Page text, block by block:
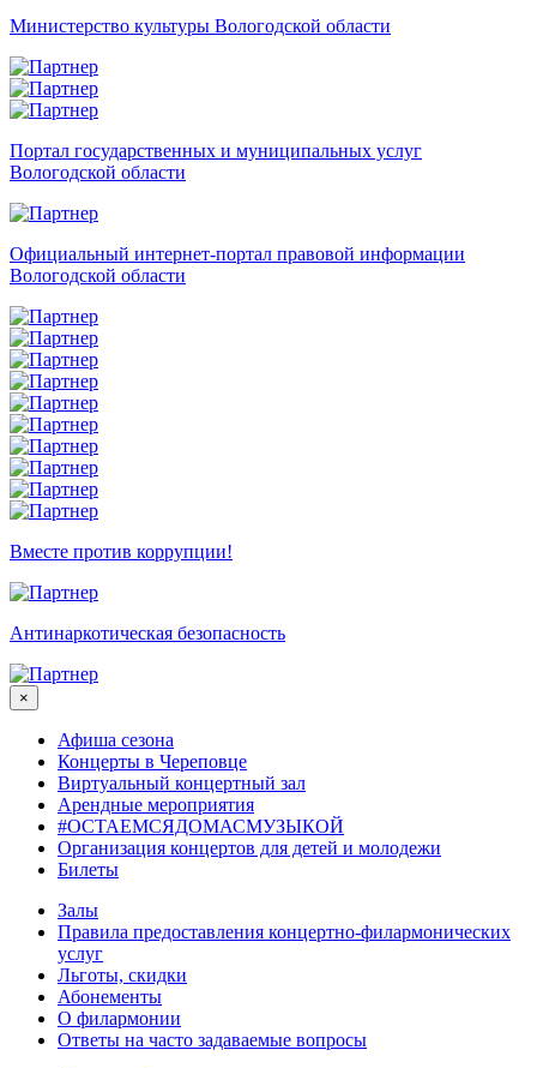
Министерство культуры Вологодской области
Портал государственных и муниципальных услуг
Вологодской области
Официальный интернет-портал правовой информации
Вологодской области
Вместе против коррупции!
Антинаркотическая безопасность
×
Афиша сезона
Концерты в Череповце
Виртуальный концертный зал
Арендные мероприятия
#ОСТАЕМСЯДОМАСМУЗЫКОЙ
Организация концертов для детей и молодежи
Билеты
Залы
Правила предоставления концертно-филармонических
услуг
Льготы, скидки
Абонементы
О филармонии
Ответы на часто задаваемые вопросы